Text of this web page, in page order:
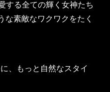
する全ての輝く女神たち
素敵なワクワクをたく
、もっと自然なスタイ